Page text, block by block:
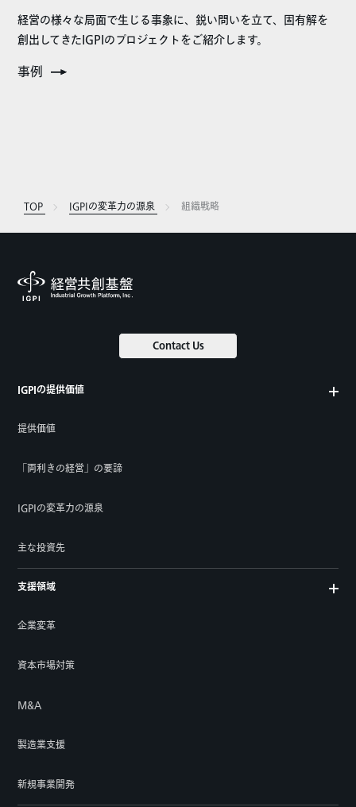
経営の様々な局面で生じる事象に、鋭い問いを立て、固有解を
創出してきたIGPIのプロジェクトをご紹介します。
事例
TOP IGPIの変革力の源泉 組織戦略
Contact Us
IGPIの提供価値
提供価値
「両利きの経営」の要諦
IGPIの変革力の源泉
主な投資先
支援領域
企業変革
資本市場対策
M&A
製造業支援
新規事業開発